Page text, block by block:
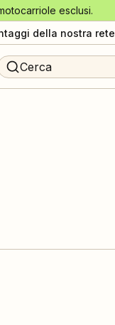
esclusi.
della nostra rete
Cerca